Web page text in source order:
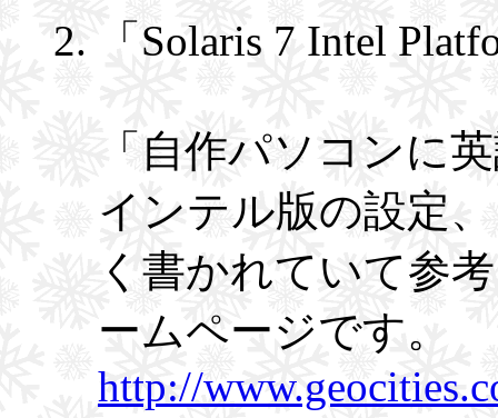
「Solaris 7 Intel
「自作パソコンに
インテル版の設定
く書かれていて参
ームページです。
http://